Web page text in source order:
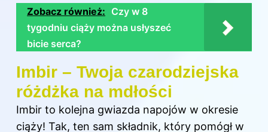
Zobacz również: Czy w 8
tygodniu ciąży można usłyszeć
bicie serca?
Imbir – Twoja czarodziejska
różdżka na mdłości
Imbir to kolejna gwiazda napojów w okresie
ciąży! Tak, ten sam składnik, który pomógł w